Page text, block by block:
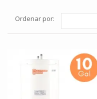
Ordenar por: